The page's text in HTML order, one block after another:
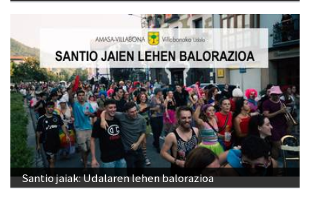
Santio jaiak: Udalaren lehen balorazioa